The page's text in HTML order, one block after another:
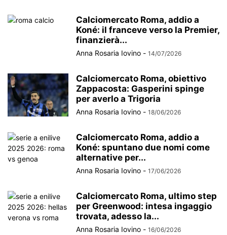
Calciomercato Roma, addio a
Koné: il franceve verso la Premier,
finanzierà...
Anna Rosaria Iovino - 14/07/2026
Calciomercato Roma, obiettivo
Zappacosta: Gasperini spinge
per averlo a Trigoria
Anna Rosaria Iovino - 18/06/2026
Calciomercato Roma, addio a
Koné: spuntano due nomi come
alternative per...
Anna Rosaria Iovino - 17/06/2026
Calciomercato Roma, ultimo step
per Greenwood: intesa ingaggio
trovata, adesso la...
Anna Rosaria Iovino - 16/06/2026